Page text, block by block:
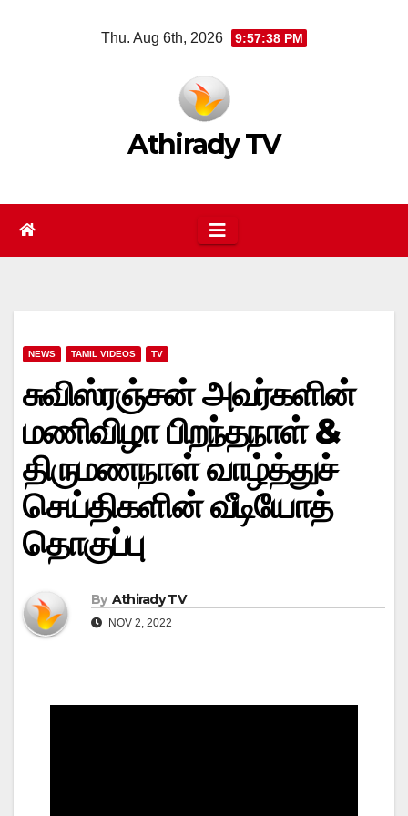
Thu. Aug 6th, 2026 9:57:38 PM
Athirady TV
NEWS TAMIL VIDEOS TV
சுவிஸ்ரஞ்சன் அவர்களின்
மணிவிழா பிறந்தநாள் &
திருமணநாள் வாழ்த்துச்
செய்திகளின் வீடியோத்
தொகுப்பு
By Athirady TV
NOV 2, 2022